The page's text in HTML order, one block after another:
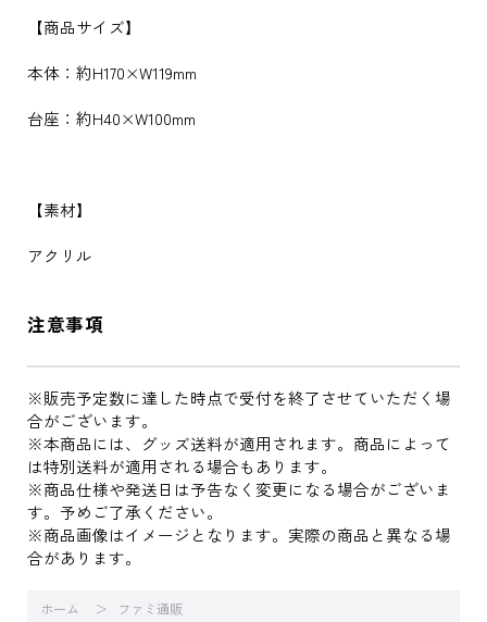
【商品サイズ】
本体：約H170×W119mm
台座：約H40×W100mm
【素材】
アクリル
注意事項
※販売予定数に達した時点で受付を終了させていただく場
合がございます。
※本商品には、グッズ送料が適用されます。商品によって
は特別送料が適用される場合もあります。
※商品仕様や発送日は予告なく変更になる場合がございま
す。予めご了承ください。
※商品画像はイメージとなります。実際の商品と異なる場
合があります。
ホーム
ファミ通販